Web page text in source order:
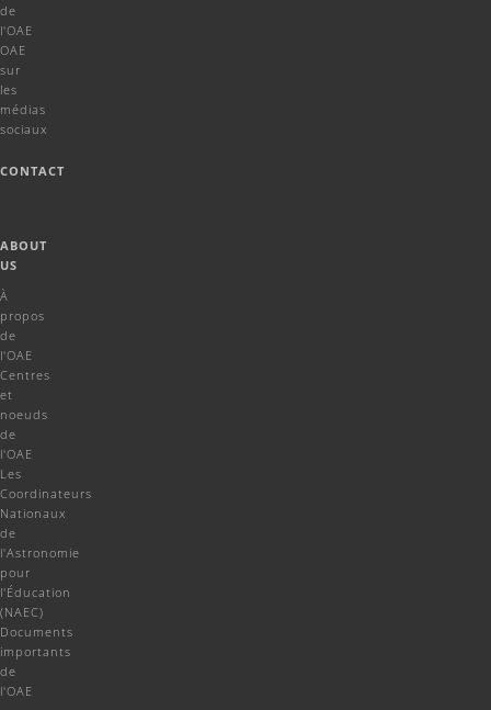
de
l'OAE
OAE
sur
les
médias
sociaux
CONTACT
ABOUT
US
À
propos
de
l'OAE
Centres
et
noeuds
de
l'OAE
Les
Coordinateurs
Nationaux
de
l'Astronomie
pour
l'Éducation
(NAEC)
Documents
importants
de
l'OAE